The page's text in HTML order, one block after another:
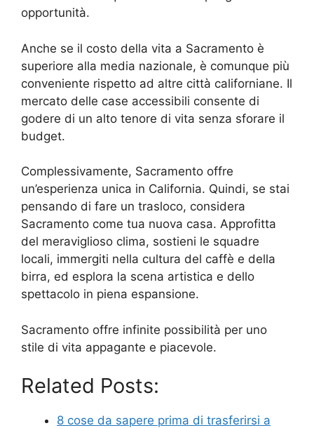
opportunità.
Anche se il costo della vita a Sacramento è
superiore alla media nazionale, è comunque più
conveniente rispetto ad altre città californiane. Il
mercato delle case accessibili consente di
godere di un alto tenore di vita senza sforare il
budget.
Complessivamente, Sacramento offre
un’esperienza unica in California. Quindi, se stai
pensando di fare un trasloco, considera
Sacramento come tua nuova casa. Approfitta
del meraviglioso clima, sostieni le squadre
locali, immergiti nella cultura del caffè e della
birra, ed esplora la scena artistica e dello
spettacolo in piena espansione.
Sacramento offre infinite possibilità per uno
stile di vita appagante e piacevole.
Related Posts:
8 cose da sapere prima di trasferirsi a